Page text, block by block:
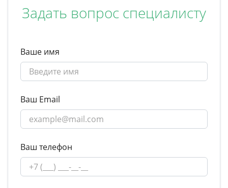
Задать вопрос специалисту
Ваше имя
Ваш Email
Ваш телефон